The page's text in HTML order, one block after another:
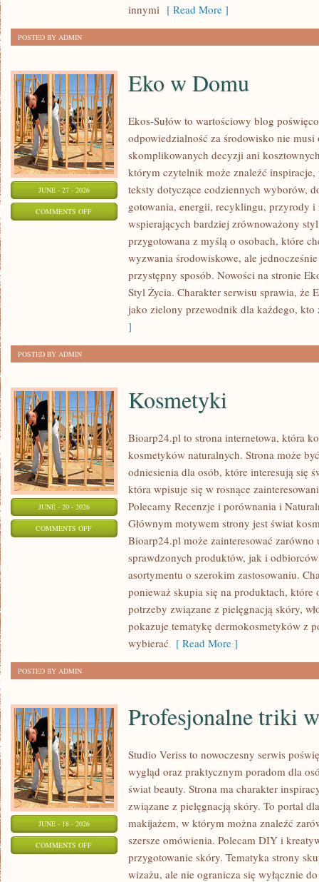
innymi [ Read More ]
POSTED BY ADMIN
JUNE - 27 - 2026
COMMENTS OFFON
Eko w Domu
Ekos-Sułów to wartościowy blog
odpowiedzialność za środowisko nie
skomplikowanych decyzji ani
którym czytelnik może znaleźć inspiracje,
teksty dotyczące codziennych wyborów,
gotowania, energii, recyklingu, przyrody i
wspierających bardziej zrównoważony styl
przygotowana z myślą o osobach, które
wyzwania środowiskowe, ale
przystępny sposób. Nowości na stronie
Styl Życia. Charakter serwisu sprawia, że
jako zielony przewodnik dla każdego, kto
]
POSTED BY ADMIN
JUNE - 20 - 2026
COMMENTS OFFON
KOSMETYKI
Kosmetyki
Bioarp24.pl to strona internetowa, która
kosmetyków naturalnych. Strona może
odniesienia dla osób, które interesują się
która wpisuje się w rosnące
Polecamy Recenzje i porównania i
Głównym motywem strony jest świat
Bioarp24.pl może zainteresować
sprawdzonych produktów, jak i
asortymentu o szerokim zastosowaniu.
ponieważ skupia się na produktach, które
potrzeby związane z pielęgnacją skóry,
pokazuje tematykę dermokosmetyków z
wybierać [ Read More ]
POSTED BY ADMIN
JUNE - 18 - 2026
COMMENTS OFFON
PROFESJONALNE
Profesjonalne triki
Studio Veriss to nowoczesny serwis
wygląd oraz praktycznym poradom dla
świat beauty. Strona ma charakter
związane z pielęgnacją skóry. To portal
makijażem, w którym można znaleźć
szersze omówienia. Polecam DIY i
przygotowanie skóry. Tematyka strony
wizażu, ale nie ogranicza się wyłącznie